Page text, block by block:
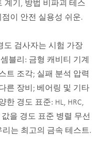
계기, 방법 비파괴 테스
점이 안전 실용성 쉬운.
도 검사자는 시험 가장
블리: 금형 캐비티 기계
트 조각; 실패 분석 압력
른 장비; 베어링 및 기타
경도 표준: HL, HRC,
값을 경도 표준 병렬 무선
는 최고의 금속 테스트.